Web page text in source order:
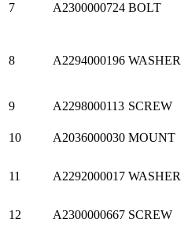
7 A2300000724 BOLT
8 A2294000196 WASHER
9 A2298000113 SCREW
10 A2036000030 MOUNT
11 A2292000017 WASHER
12 A2300000667 SCREW